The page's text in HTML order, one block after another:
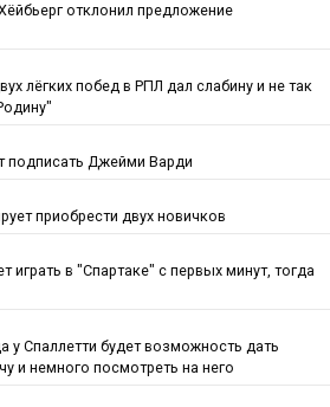
отклонил предложение
лёгких побед в РПЛ дал слабину и не так
подписать Джейми Варди
приобрести двух новичков
играть в "Спартаке" с первых минут, тогда
у Спаллетти будет возможность дать
и немного посмотреть на него